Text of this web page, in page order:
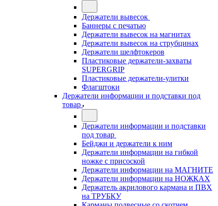
Держатели вывесок
Баннеры с печатью
Держатели вывесок на магнитах
Держатели вывесок на струбцинах
Держатели шелфтокеров
Пластиковые держатели-захваты
SUPERGRIP
Пластиковые держатели-улитки
Флагштоки
Держатели информации и подставки под
товар
Держатели информации и подставки
под товар
Бейджи и держатели к ним
Держатели информации на гибкой
ножке с присоской
Держатели информации на МАГНИТЕ
Держатели информации на НОЖКАХ
Держатель акрилового кармана и ПВХ
на ТРУБКУ